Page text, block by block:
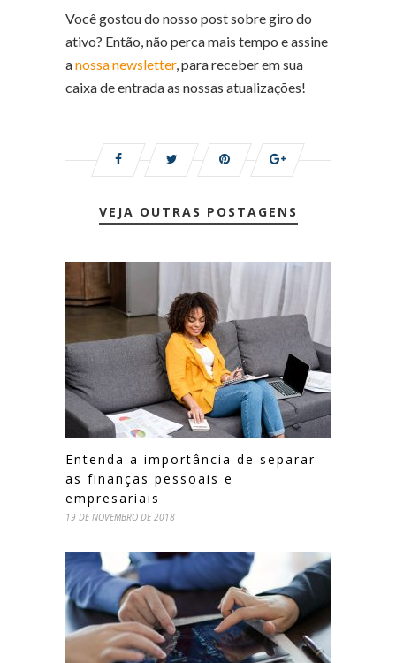
Você gostou do nosso post sobre giro do
ativo? Então, não perca mais tempo e assine
anossa newsletter, para receber em sua
caixa de entrada as nossas atualizações!
VEJA OUTRAS POSTAGENS
Entenda a importância de separar
as finanças pessoais e
empresariais
19 DE NOVEMBRO DE 2018